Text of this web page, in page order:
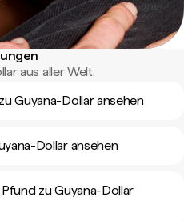
aus aller Welt.
Guyana-Dollar ansehen
Dollar ansehen
zu Guyana-Dollar